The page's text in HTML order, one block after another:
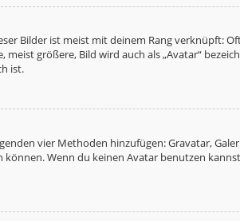
Bilder ist meist mit deinem Rang verknüpft:
größere, Bild wird auch als „Avatar“
ist.
vier Methoden hinzufügen: Gravatar,
Wenn du keinen Avatar benutzen